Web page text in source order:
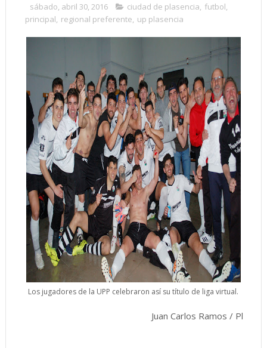
sábado, abril 30, 2016 ciudad de plasencia, futbol,
principal, regional preferente, up plasencia
Los jugadores de la UPP celebraron así su título de liga virtual.
Juan Carlos Ramos /